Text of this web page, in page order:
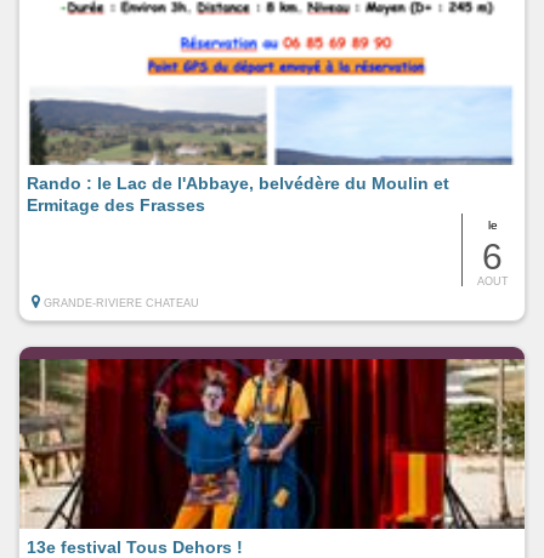
le
6
AOUT
Rando : le Lac de l'Abbaye, belvédère du Moulin et
Ermitage des Frasses
GRANDE-RIVIERE CHATEAU
13e festival Tous Dehors !